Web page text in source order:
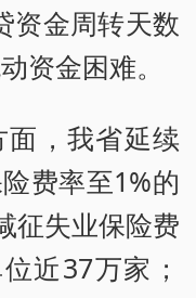
资金周转天数
资金困难。
，我省延续
费率至1%的
征失业保险费
近37万家；